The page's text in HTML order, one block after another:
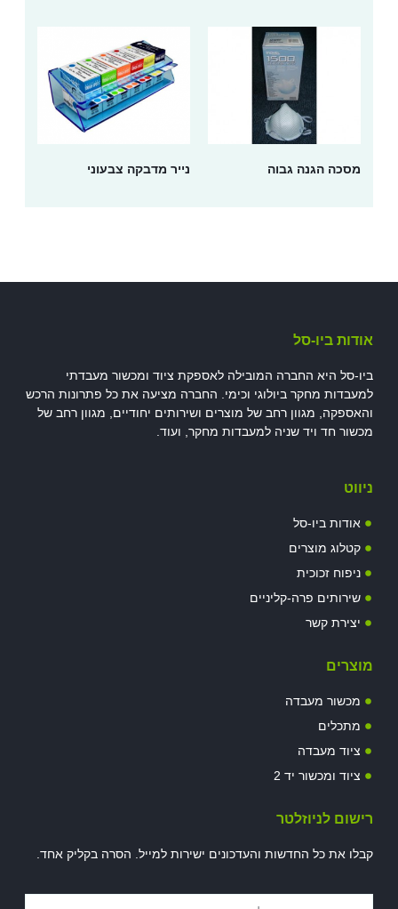
מסכה הגנה גבוה נייר מדבקה צבעוני
אודות ביו-סל
ביו-סל היא החברה המובילה לאספקת ציוד ומכשור מעבדתי
למעבדות מחקר ביולוגי וכימי. החברה מציעה את כל פתרונות הרכש
והאספקה, מגוון רחב של מוצרים ושירותים יחודיים, מגוון רחב של
מכשור חד ויד שניה למעבדות מחקר, ועוד.
ניווט
אודות ביו-סל
קטלוג מוצרים
ניפוח זכוכית
שירותים פרה-קליניים
יצירת קשר
מוצרים
מכשור מעבדה
מתכלים
ציוד מעבדה
ציוד ומכשור יד 2
רישום לניוזלטר
קבלו את כל החדשות והעדכונים ישירות למייל. הסרה בקליק אחד.